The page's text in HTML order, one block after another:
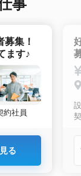
事
集！
ます♪
約社員
る